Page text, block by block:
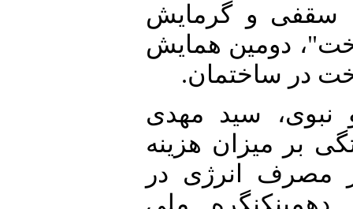
سقفی و گرمایش
دومین همایش
در ساختمان.
نبوی، سید مهدی
بر میزان هزینه
مصرف انرژی در